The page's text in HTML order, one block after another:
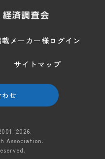
載メーカー様ログイン
サイトマップ
せ
2026.
Association.